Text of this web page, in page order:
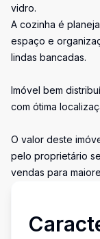
vidro.
A cozinha é
espaço e
lindas bancadas.
Imóvel bem
com ótima
O valor deste
pelo proprietário
vendas para